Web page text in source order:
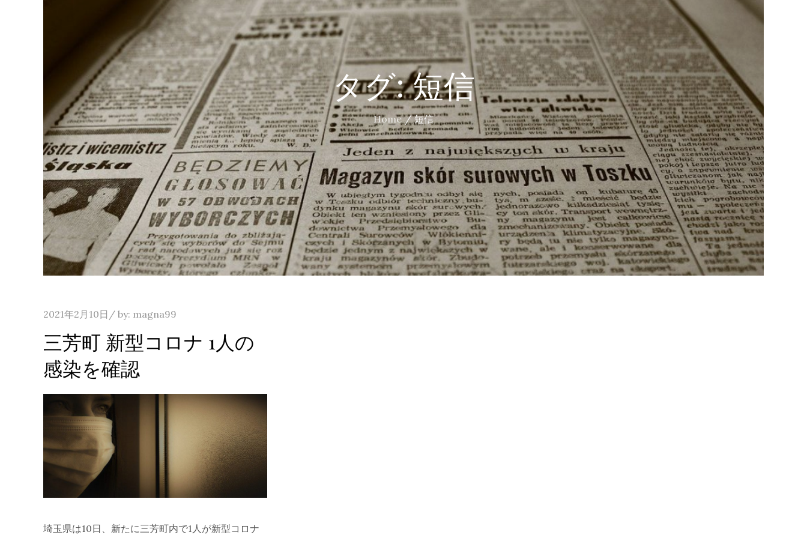
タグ:短信
Home 短信
Posted
2021年2月10日 by: magna99
三芳町 新型コロナ 1人の
感染を確認
埼玉県は10日、新たに三芳町内で1人が新型コロナ